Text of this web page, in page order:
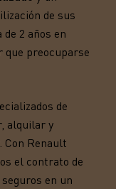
de sus
2 años en
que preocuparse
de
alquilar y
Renault
el contrato de
en un